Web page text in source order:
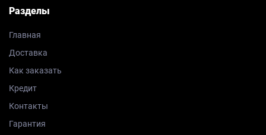
Разделы
Главная
Доставка
Как заказать
Кредит
Контакты
Гарантия